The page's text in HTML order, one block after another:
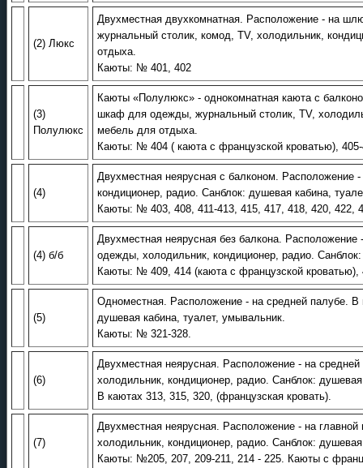
(2) Люкс
Двухместная двухкомнатная. Расположение - на
журнальный столик, комод, ТV, холодильник,
отдыха.
Каюты: № 401, 402
(3)
Полулюкс
Каюты «Полулюкс» - однокомнатная каюта с
шкаф для одежды, журнальный столик, ТV,
мебель для отдыха.
Каюты: № 404 ( каюта с французской кроватью),
(4)
Двухместная неярусная с балконом.
кондиционер, радио. Санблок: душевая кабина,
Каюты: № 403, 408, 411-413, 415, 417, 418, 420, 422,
(4) б/б
Двухместная неярусная без балкона.
одежды, холодильник, кондиционер, радио.
Каюты: № 409, 414 (каюта с французской кроватью),
(5)
Одноместная. Расположение - на средней палубе.
душевая кабина, туалет, умывальник.
Каюты: № 321-328.
(6)
Двухместная неярусная. Расположение - на
холодильник, кондиционер, радио. Санблок:
В каютах 313, 315, 320, (французская кровать).
(7)
Двухместная неярусная. Расположение - на
холодильник, кондиционер, радио. Санблок:
Каюты: №205, 207, 209-211, 214 - 225. Каюты с